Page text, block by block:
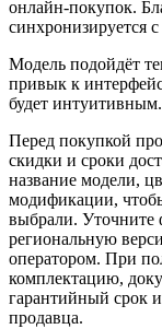
онлайн-покупок.
синхронизируется
Модель подойдёт
привык к
будет интуитивным.
Перед покупкой
скидки и сроки
название модели,
модификации,
выбрали. Уточните
региональную
оператором. При
комплектацию,
гарантийный срок
продавца.